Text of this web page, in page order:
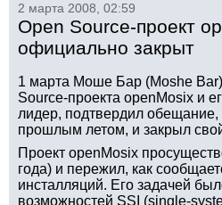
2 марта 2008, 02:59
Open Source-проект
официально закрыт
1 марта Моше Бар (Moshe
Source-проекта openMosix и
лидер, подтвердил
прошлым летом, и закрыл
Проект openMosix
года) и пережил, как
инсталляций. Его задачей
возможностей SSI (single-